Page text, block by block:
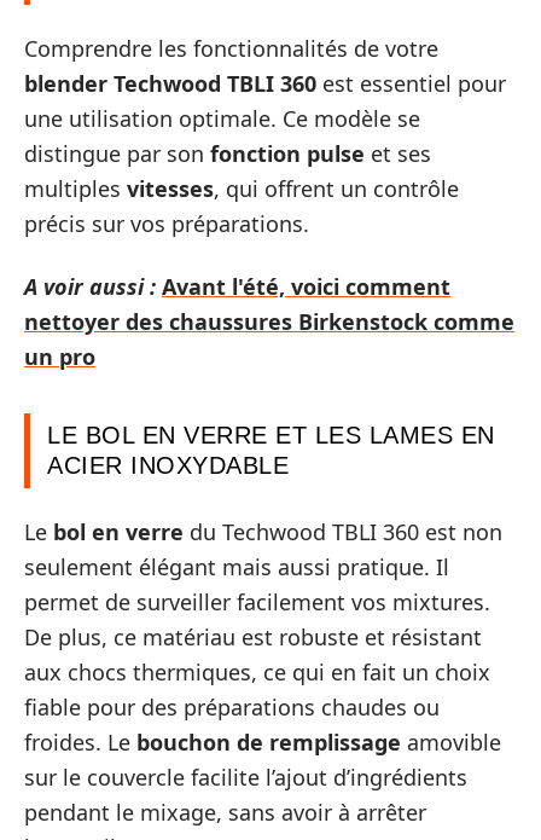
Comprendre les fonctionnalités de votre
blender Techwood TBLI 360 est essentiel pour
une utilisation optimale. Ce modèle se
distingue par son fonction pulse et ses
multiples vitesses, qui offrent un contrôle
précis sur vos préparations.
A voir aussi : Avant l'été, voici comment
nettoyer des chaussures Birkenstock comme
un pro
LE BOL EN VERRE ET LES LAMES EN
ACIER INOXYDABLE
Le bol en verre du Techwood TBLI 360 est non
seulement élégant mais aussi pratique. Il
permet de surveiller facilement vos mixtures.
De plus, ce matériau est robuste et résistant
aux chocs thermiques, ce qui en fait un choix
fiable pour des préparations chaudes ou
froides. Le bouchon de remplissage amovible
sur le couvercle facilite l’ajout d’ingrédients
pendant le mixage, sans avoir à arrêter